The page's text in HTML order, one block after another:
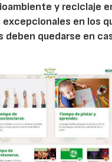
y reciclaje
en los
deben quedarse en